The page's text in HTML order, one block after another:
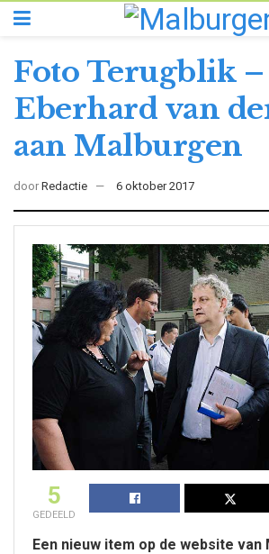
Foto Terugblik –
Eberhard van
aan Malburgen
door Redactie 6 oktober 2017
5
GEDEELD
Een nieuw item op de website van